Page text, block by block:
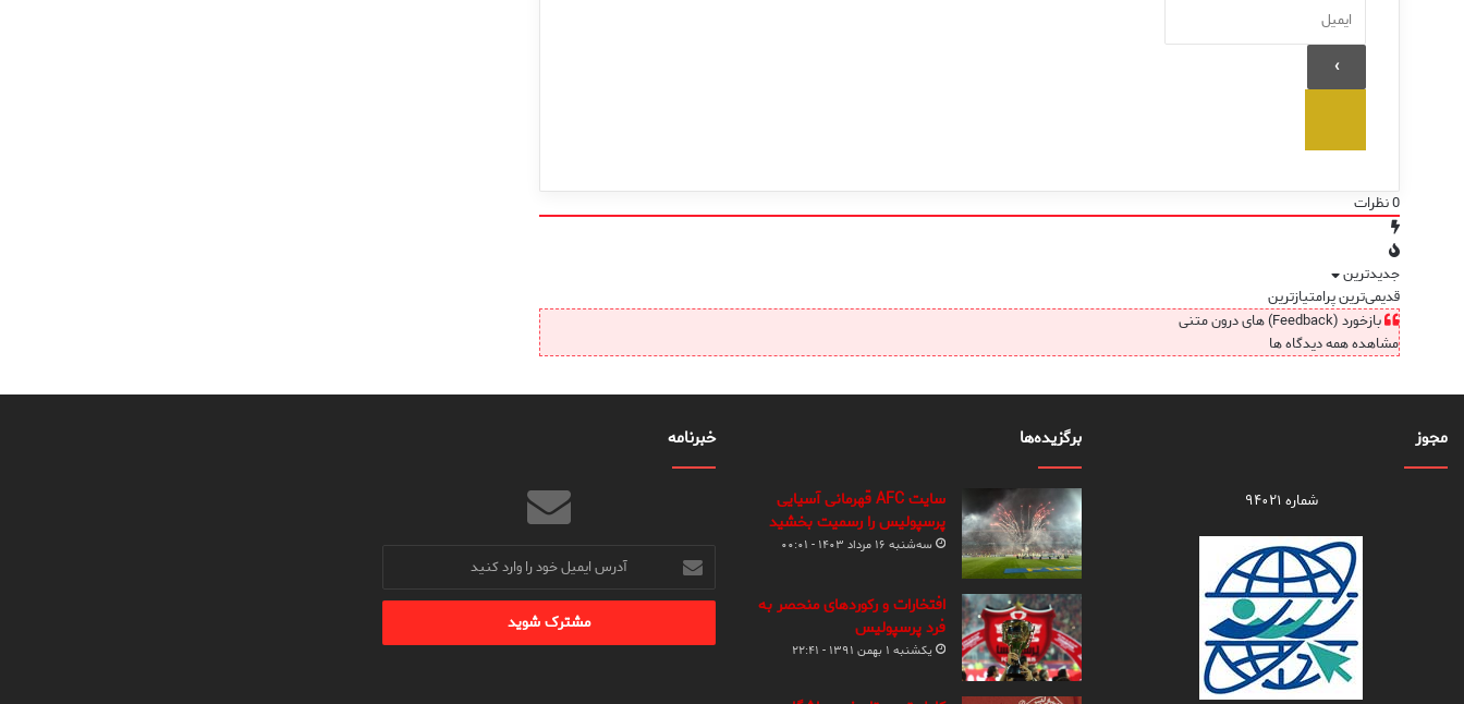
0نظرات
جدیدترین
قدیمی‌ترینپرامتیازترین
بازخورد (Feedback) های درون متنی
مشاهده همه دیدگاه ها
مجوز
شماره ۹۴۰۲۱
برگزیده‌ها
سایت AFC قهرمانی آسیایی
پرسپولیس را رسمیت بخشید
سه‌شنبه ۱۶ مرداد ۱۴۰۳ - ۰۰:۰۱
افتخارات و رکوردهای منحصر به
فرد پرسپولیس
یکشنبه ۱ بهمن ۱۳۹۱ - ۲۲:۴۱
خبرنامه
آدرس
ایمیل
خود
وارد